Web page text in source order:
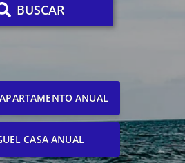
BUSCAR
ANUAL
CASA ANUAL